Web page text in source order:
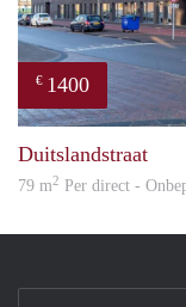
€ 1400
Duitslandstraat
79 m2 Per direct -